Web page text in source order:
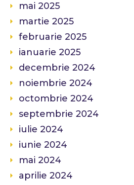
mai 2025
martie 2025
februarie 2025
ianuarie 2025
decembrie 2024
noiembrie 2024
octombrie 2024
septembrie 2024
iulie 2024
iunie 2024
mai 2024
aprilie 2024